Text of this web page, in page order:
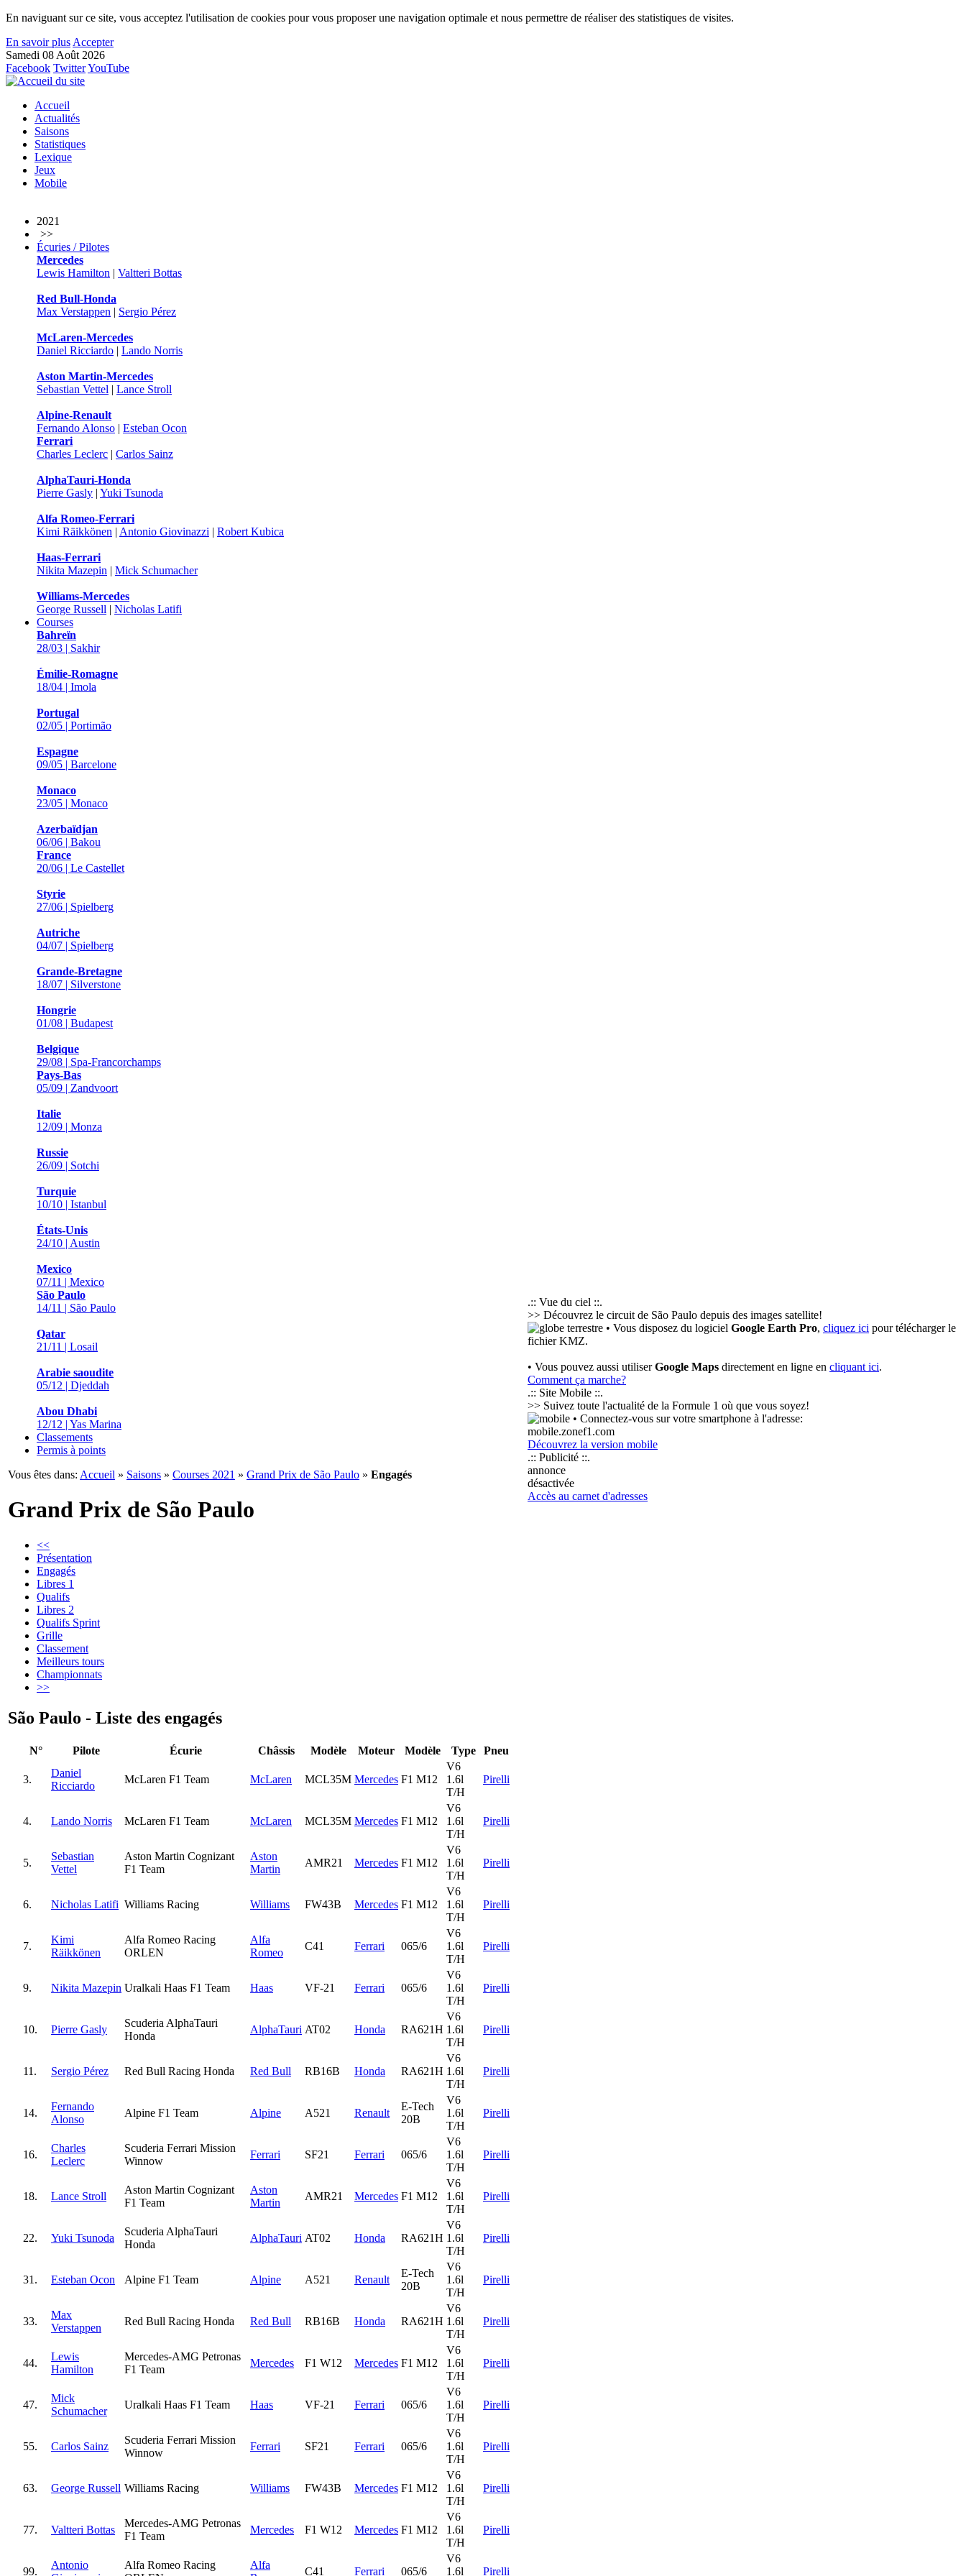
En naviguant sur ce site, vous acceptez l'utilisation de cookies pour vous proposer une navigation optimale et nous permettre de réaliser des statistiques de visites.
En savoir plus Accepter
Samedi 08 Août 2026
Facebook TwitterYouTube
Accueil
Actualités
Saisons
Statistiques
Lexique
Jeux
Mobile
2021
>>
Écuries / Pilotes
Mercedes
Lewis Hamilton | Valtteri Bottas
Red Bull-Honda
Max Verstappen | Sergio Pérez
McLaren-Mercedes
Daniel Ricciardo | Lando Norris
Aston Martin-Mercedes
Sebastian Vettel | Lance Stroll
Alpine-Renault
Fernando Alonso | Esteban Ocon
Ferrari
Charles Leclerc | Carlos Sainz
AlphaTauri-Honda
Pierre Gasly | Yuki Tsunoda
Alfa Romeo-Ferrari
Kimi Räikkönen | Antonio Giovinazzi | Robert Kubica
Haas-Ferrari
Nikita Mazepin | Mick Schumacher
Williams-Mercedes
George Russell | Nicholas Latifi
Courses
Bahreïn
28/03 | Sakhir
Émilie-Romagne
18/04 | Imola
Portugal
02/05 | Portimão
Espagne
09/05 | Barcelone
Monaco
23/05 | Monaco
Azerbaïdjan
06/06 | Bakou
France
20/06 | Le Castellet
Styrie
27/06 | Spielberg
Autriche
04/07 | Spielberg
Grande-Bretagne
18/07 | Silverstone
Hongrie
01/08 | Budapest
Belgique
29/08 | Spa-Francorchamps
Pays-Bas
05/09 | Zandvoort
Italie
12/09 | Monza
Russie
26/09 | Sotchi
Turquie
10/10 | Istanbul
États-Unis
24/10 | Austin
Mexico
07/11 | Mexico
São Paulo
14/11 | São Paulo
Qatar
21/11 | Losail
Arabie saoudite
05/12 | Djeddah
Abou Dhabi
12/12 | Yas Marina
Classements
Permis à points
Vous êtes dans: Accueil » Saisons » Courses 2021 » Grand Prix de São Paulo » Engagés
Grand Prix de São Paulo
<<
Présentation
Engagés
Libres 1
Qualifs
Libres 2
Qualifs Sprint
Grille
Classement
Meilleurs tours
Championnats
>>
São Paulo - Liste des engagés
N° Pilote Écurie Châssis Modèle Moteur Modèle Type Pneu
3.
Daniel
Ricciardo
McLaren F1 Team McLaren MCL35M Mercedes F1 M12
V6
1.6l
T/H
Pirelli
4. Lando Norris McLaren F1 Team McLaren MCL35M Mercedes F1 M12
V6
1.6l
T/H
Pirelli
5.
Sebastian
Vettel
Aston Martin Cognizant
F1 Team
Aston
Martin
AMR21 Mercedes F1 M12
V6
1.6l
T/H
Pirelli
6. Nicholas Latifi Williams Racing Williams FW43B Mercedes F1 M12
V6
1.6l
T/H
Pirelli
7.
Kimi
Räikkönen
Alfa Romeo Racing
ORLEN
Alfa
Romeo
C41 Ferrari 065/6
V6
1.6l
T/H
Pirelli
9. Nikita Mazepin Uralkali Haas F1 Team Haas VF-21 Ferrari 065/6
V6
1.6l
T/H
Pirelli
10. Pierre Gasly
Scuderia AlphaTauri
Honda
AlphaTauri AT02 Honda RA621H
V6
1.6l
T/H
Pirelli
11. Sergio Pérez Red Bull Racing Honda Red Bull RB16B Honda RA621H
V6
1.6l
T/H
Pirelli
14.
Fernando
Alonso
Alpine F1 Team Alpine A521 Renault
E-Tech
20B
V6
1.6l
T/H
Pirelli
16.
Charles
Leclerc
Scuderia Ferrari Mission
Winnow
Ferrari SF21 Ferrari 065/6
V6
1.6l
T/H
Pirelli
18. Lance Stroll
Aston Martin Cognizant
F1 Team
Aston
Martin
AMR21 Mercedes F1 M12
V6
1.6l
T/H
Pirelli
22. Yuki Tsunoda
Scuderia AlphaTauri
Honda
AlphaTauri AT02 Honda RA621H
V6
1.6l
T/H
Pirelli
31. Esteban Ocon Alpine F1 Team Alpine A521 Renault
E-Tech
20B
V6
1.6l
T/H
Pirelli
33.
Max
Verstappen
Red Bull Racing Honda Red Bull RB16B Honda RA621H
V6
1.6l
T/H
Pirelli
44.
Lewis
Hamilton
Mercedes-AMG Petronas
F1 Team
Mercedes F1 W12 Mercedes F1 M12
V6
1.6l
T/H
Pirelli
47.
Mick
Schumacher
Uralkali Haas F1 Team Haas VF-21 Ferrari 065/6
V6
1.6l
T/H
Pirelli
55. Carlos Sainz
Scuderia Ferrari Mission
Winnow
Ferrari SF21 Ferrari 065/6
V6
1.6l
T/H
Pirelli
63. George Russell Williams Racing Williams FW43B Mercedes F1 M12
V6
1.6l
T/H
Pirelli
77. Valtteri Bottas
Mercedes-AMG Petronas
F1 Team
Mercedes F1 W12 Mercedes F1 M12
V6
1.6l
T/H
Pirelli
99.
Antonio
Alfa Romeo Racing
Alfa
C41 Ferrari 065/6
V6
1.6l
Pirelli
.:: Vue du ciel ::.
>> Découvrez le circuit de São Paulo depuis des images satellite!
• Vous disposez du logiciel Google Earth Pro, cliquez ici pour télécharger le
fichier KMZ.
• Vous pouvez aussi utiliserGoogle Maps directement en ligne en cliquant ici.
Comment ça marche?
.:: Site Mobile ::.
>> Suivez toute l'actualité de la Formule 1 où que vous soyez!
• Connectez-vous sur votre smartphone à l'adresse:
mobile.zonef1.com
Découvrez la version mobile
.:: Publicité ::.
annonce
désactivée
Accès au carnet d'adresses